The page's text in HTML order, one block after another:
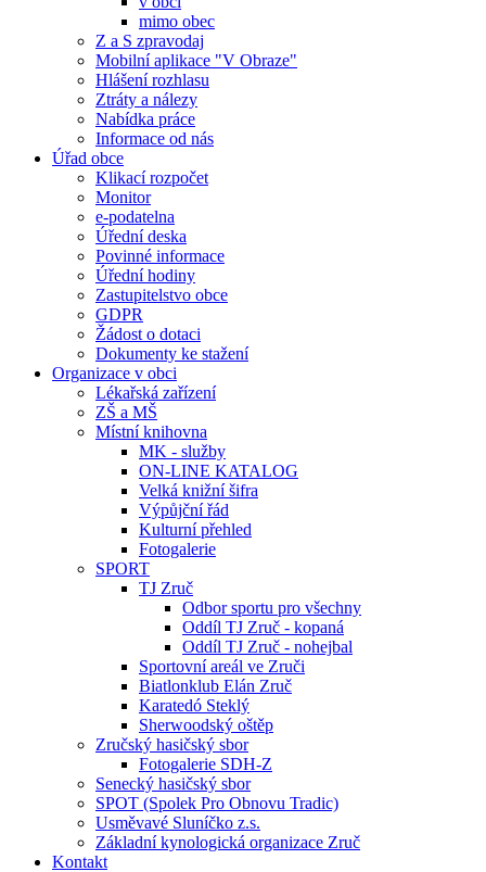
mimo obec
Z a S zpravodaj
Mobilní aplikace "V Obraze"
Hlášení rozhlasu
Ztráty a nálezy
Nabídka práce
Informace od nás
Úřad obce
Klikací rozpočet
Monitor
e-podatelna
Úřední deska
Povinné informace
Úřední hodiny
Zastupitelstvo obce
GDPR
Žádost o dotaci
Dokumenty ke stažení
Organizace v obci
Lékařská zařízení
ZŠ a MŠ
Místní knihovna
MK - služby
ON-LINE KATALOG
Velká knižní šifra
Výpůjční řád
Kulturní přehled
Fotogalerie
SPORT
TJ Zruč
Odbor sportu pro všechny
Oddíl TJ Zruč - kopaná
Oddíl TJ Zruč - nohejbal
Sportovní areál ve Zruči
Biatlonklub Elán Zruč
Karatedó Steklý
Sherwoodský oštěp
Zručský hasičský sbor
Fotogalerie SDH-Z
Senecký hasičský sbor
SPOT (Spolek Pro Obnovu Tradic)
Usměvavé Sluníčko z.s.
Základní kynologická organizace Zruč
Kontakt